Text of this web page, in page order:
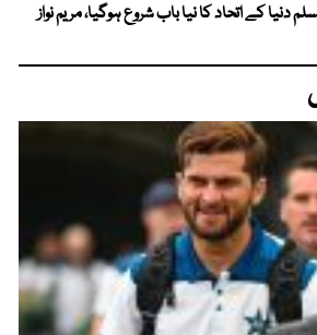
دنیا کے اتحاد کا نیا باب شروع ہوگیا، مریم نواز